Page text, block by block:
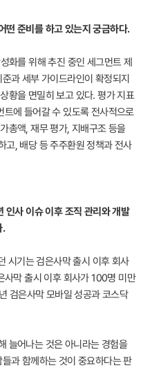
떤 준비를 하고 있는지 궁금하다.
화를 위해 추진 중인 세그먼트 제
과 세부 가이드라인이 확정되지
황을 면밀히 보고 있다. 평가 지표
에 들어갈 수 있도록 전사적으로
총액, 재무 평가, 지배구조 등을
고, 배당 등 주주환원 정책과 전사
사 이슈 이후 조직 관리와 개발
.
시기는 검은사막 출시 이후 회사
막 출시 이후 회사가 100명 미만
검은사막 모바일 성공과 코스닥
늘어나는 것은 아니라는 경험을
과 함께하는 것이 중요하다는 판